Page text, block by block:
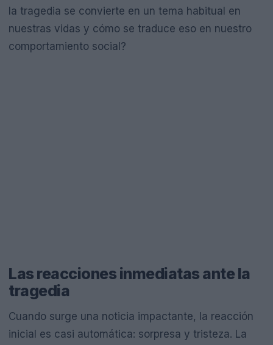
la tragedia se convierte en un tema habitual en
nuestras vidas y cómo se traduce eso en nuestro
comportamiento social?
Las reacciones inmediatas ante la
tragedia
Cuando surge una noticia impactante, la reacción
inicial es casi automática: sorpresa y tristeza. La